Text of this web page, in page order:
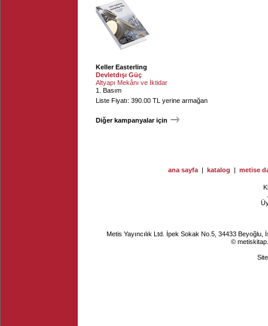
Keller Easterling
Devletdışı Güç
Altyapı Mekânı ve İktidar
1. Basım
Liste Fiyatı: 390.00 TL yerine armağan
Diğer kampanyalar için
ana sayfa | katalog | metise
Metis Yayıncılık Ltd. İpek Sokak No.5, 34433
©